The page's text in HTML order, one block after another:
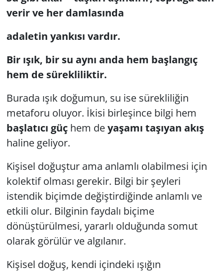
verir ve her damlasında
adaletin yankısı vardır.
Bir ışık, bir su aynı anda hem başlangıç
hem de sürekliliktir.
Burada ışık doğumun, su ise sürekliliğin
metaforu oluyor. İkisi birleşince bilgi hem
başlatıcı güçhem deyaşamı taşıyan akış
haline geliyor.
Kişisel doğuştur ama anlamlı olabilmesi için
kolektif olması gerekir. Bilgi bir şeyleri
istendik biçimde değiştirdiğinde anlamlı ve
etkili olur. Bilginin faydalı biçime
dönüştürülmesi, yararlı olduğunda somut
olarak görülür ve algılanır.
Kişisel doğuş, kendi içindeki ışığın